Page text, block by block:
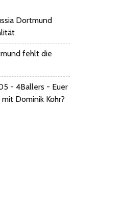
Dortmund
fehlt die
- 4Ballers - Euer
Dominik Kohr?